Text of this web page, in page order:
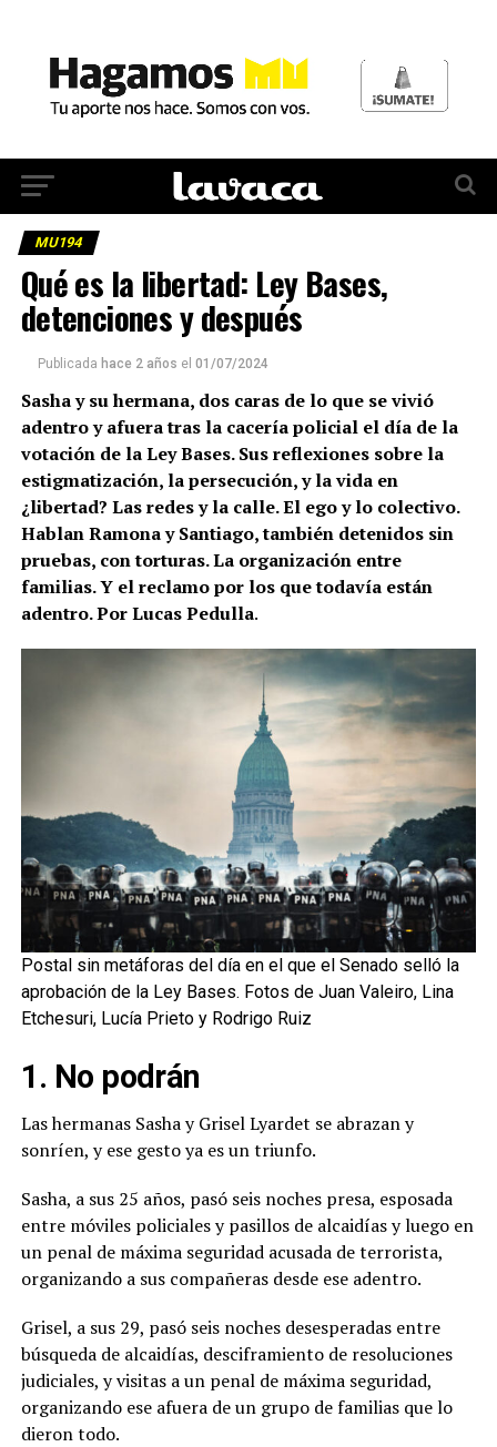
MU194
Qué es la libertad: Ley Bases,
detenciones y después
Publicada hace 2 años el 01/07/2024
Sasha y su hermana, dos caras de lo que se vivió
adentro y afuera tras la cacería policial el día de la
votación de la Ley Bases. Sus reflexiones sobre la
estigmatización, la persecución, y la vida en
¿libertad? Las redes y la calle. El ego y lo colectivo.
Hablan Ramona y Santiago, también detenidos sin
pruebas, con torturas. La organización entre
familias. Y el reclamo por los que todavía están
adentro. Por Lucas Pedulla.
Postal sin metáforas del día en el que el Senado selló la
aprobación de la Ley Bases. Fotos de Juan Valeiro, Lina
Etchesuri, Lucía Prieto y Rodrigo Ruiz
1. No podrán
Las hermanas Sasha y Grisel Lyardet se abrazan y
sonríen, y ese gesto ya es un triunfo.
Sasha, a sus 25 años, pasó seis noches presa, esposada
entre móviles policiales y pasillos de alcaidías y luego en
un penal de máxima seguridad acusada de terrorista,
organizando a sus compañeras desde ese adentro.
Grisel, a sus 29, pasó seis noches desesperadas entre
búsqueda de alcaidías, desciframiento de resoluciones
judiciales, y visitas a un penal de máxima seguridad,
organizando ese afuera de un grupo de familias que lo
dieron todo.